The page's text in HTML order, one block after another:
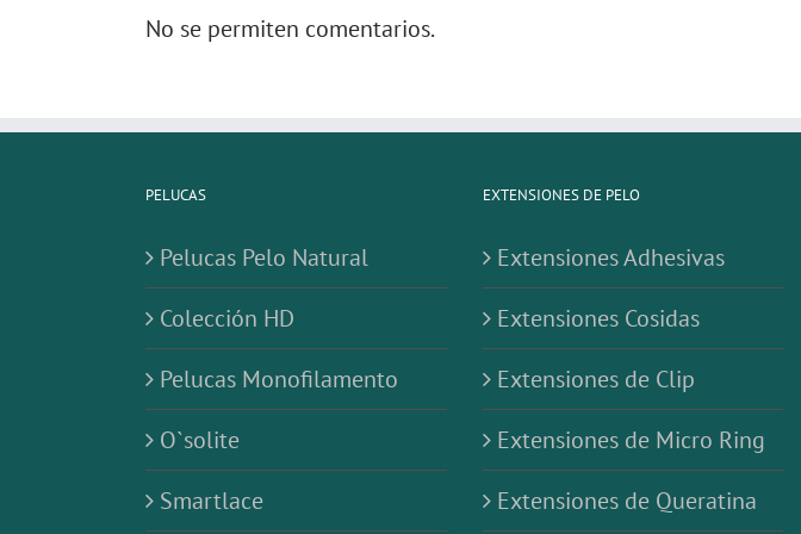
No se permiten comentarios.
PELUCAS
Pelucas Pelo Natural
Colección HD
Pelucas Monofilamento
O`solite
Smartlace
EXTENSIONES DE PELO
Extensiones Adhesivas
Extensiones Cosidas
Extensiones de Clip
Extensiones de Micro Ring
Extensiones de Queratina